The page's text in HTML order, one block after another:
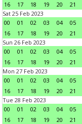
16
17 18 19 20 21
Sat 25 Feb 2023
00
01 02 03 04 05
16
17 18 19 20 21
Sun 26 Feb 2023
00
01 02 03 04 05
16
17 18 19 20 21
Mon 27 Feb 2023
00
01 02 03 04 05
16
17 18 19 20 21
Tue 28 Feb 2023
00
01 02 03 04 05
16
17 18 19 20 21